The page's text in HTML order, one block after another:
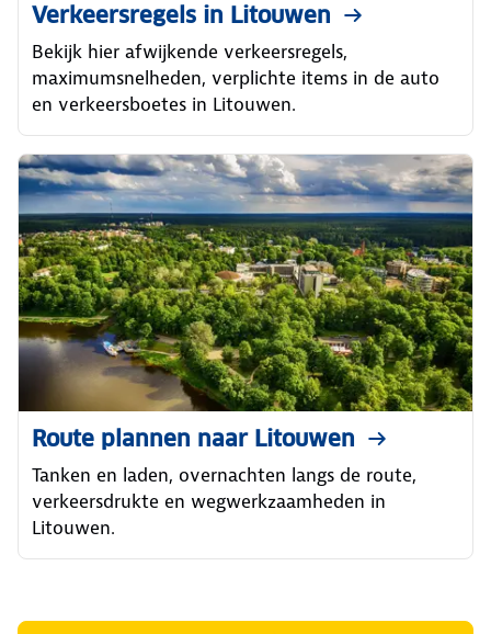
Verkeersregels in Litouwen
Bekijk hier afwijkende verkeersregels,
maximumsnelheden, verplichte items in de auto
en verkeersboetes in Litouwen.
Route plannen naar Litouwen
Tanken en laden, overnachten langs de route,
verkeersdrukte en wegwerkzaamheden in
Litouwen.